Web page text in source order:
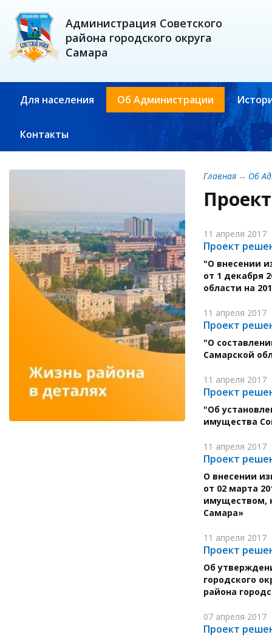
Администрация Советского
района городского округа
Самара
Для населения Об Администрации
Контакты
Главная → Об
11 апреля 2017
Проект
"О внесении
от 1 декабря
области на
11 апреля 2017
Проект
"О
Самарской
11 апреля 2017
Проект
"Об
имущества
11 апреля 2017
Проект
О внесении
от 02 марта
имуществом,
Самара»
11 апреля 2017
Проект
Об
городского
района
07 апреля 2017
Проект